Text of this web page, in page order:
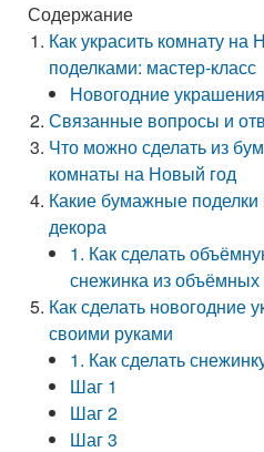
Содержание
Как украсить комнату
поделками: мастер-класс
Новогодние
Связанные вопросы и
Что можно сделать из
комнаты на Новый год
Какие бумажные поделки
декора
1. Как сделать
снежинка из
Как сделать новогодние
своими руками
1. Как сделать
Шаг 1
Шаг 2
Шаг 3